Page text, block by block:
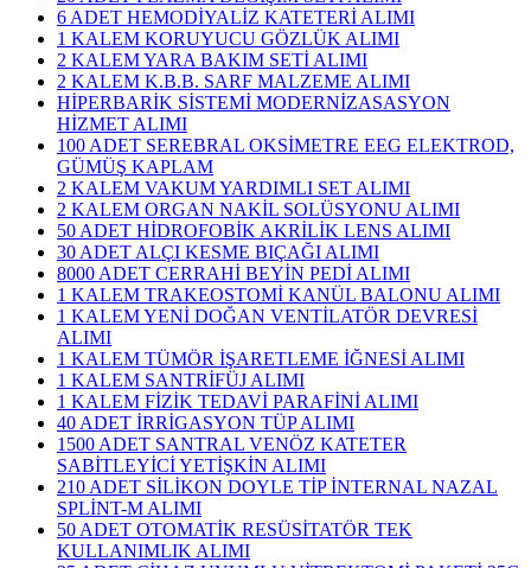
6 ADET HEMODİYALİZ KATETERİ ALIMI
1 KALEM KORUYUCU GÖZLÜK ALIMI
2 KALEM YARA BAKIM SETİ ALIMI
2 KALEM K.B.B. SARF MALZEME ALIMI
HİPERBARİK SİSTEMİ MODERNİZASASYON
HİZMET ALIMI
100 ADET SEREBRAL OKSİMETRE EEG ELEKTROD,
GÜMÜŞ KAPLAM
2 KALEM VAKUM YARDIMLI SET ALIMI
2 KALEM ORGAN NAKİL SOLÜSYONU ALIMI
50 ADET HİDROFOBİK AKRİLİK LENS ALIMI
30 ADET ALÇI KESME BIÇAĞI ALIMI
8000 ADET CERRAHİ BEYİN PEDİ ALIMI
1 KALEM TRAKEOSTOMİ KANÜL BALONU ALIMI
1 KALEM YENİ DOĞAN VENTİLATÖR DEVRESİ
ALIMI
1 KALEM TÜMÖR İŞARETLEME İĞNESİ ALIMI
1 KALEM SANTRİFÜJ ALIMI
1 KALEM FİZİK TEDAVİ PARAFİNİ ALIMI
40 ADET İRRİGASYON TÜP ALIMI
1500 ADET SANTRAL VENÖZ KATETER
SABİTLEYİCİ YETİŞKİN ALIMI
210 ADET SİLİKON DOYLE TİP İNTERNAL NAZAL
SPLİNT-M ALIMI
50 ADET OTOMATİK RESÜSİTATÖR TEK
KULLANIMLIK ALIMI